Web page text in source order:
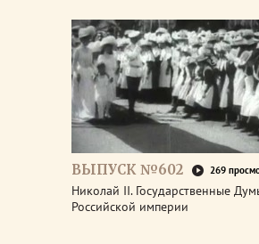
ВЫПУСК №602 269
Николай II. Государственные
Российской империи